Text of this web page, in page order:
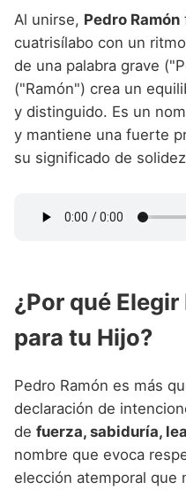
Al unirse, Pedro Ramón
cuatrisílabo con un
de una palabra grave
("Ramón") crea un
y distinguido. Es un
y mantiene una fuerte
su significado de
¿Por qué Elegir
para tu Hijo?
Pedro Ramón es más
declaración de
de fuerza, sabiduría,
nombre que evoca
elección atemporal que